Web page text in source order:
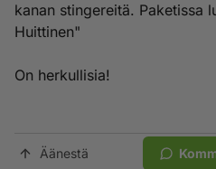
kanan stingereitä. Paketissa
Huittinen"
On herkullisia!
Äänestä